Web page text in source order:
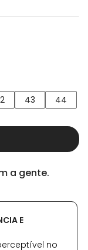
43 44
a gente.
E
no